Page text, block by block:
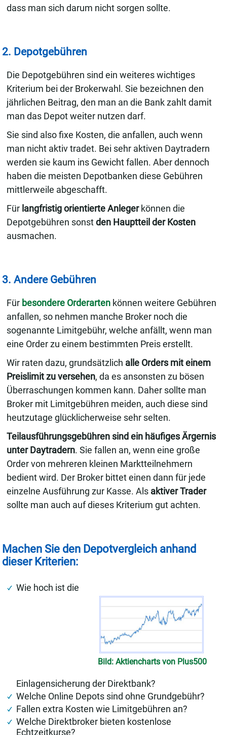
dass man sich darum nicht sorgen sollte.
2. Depotgebühren
Die Depotgebühren sind ein weiteres wichtiges
Kriterium bei der Brokerwahl. Sie bezeichnen den
jährlichen Beitrag, den man an die Bank zahlt damit
man das Depot weiter nutzen darf.
Sie sind also fixe Kosten, die anfallen, auch wenn
man nicht aktiv tradet. Bei sehr aktiven Daytradern
werden sie kaum ins Gewicht fallen. Aber dennoch
haben die meisten Depotbanken diese Gebühren
mittlerweile abgeschafft.
Für langfristig orientierte Anlegerkönnen die
Depotgebühren sonstden Hauptteil der Kosten
ausmachen.
3. Andere Gebühren
Für besondere Orderarten können weitere Gebühren
anfallen, so nehmen manche Broker noch die
sogenannte Limitgebühr, welche anfällt, wenn man
eine Order zu einem bestimmten Preis erstellt.
Wir raten dazu, grundsätzlich alle Orders mit einem
Preislimit zu versehen, da es ansonsten zu bösen
Überraschungen kommen kann. Daher sollte man
Broker mit Limitgebühren meiden, auch diese sind
heutzutage glücklicherweise sehr selten.
Teilausführungsgebühren sind ein häufiges Ärgernis
unter Daytradern. Sie fallen an, wenn eine große
Order von mehreren kleinen Marktteilnehmern
bedient wird. Der Broker bittet einen dann für jede
einzelne Ausführung zur Kasse. Als aktiver Trader
sollte man auch auf dieses Kriterium gut achten.
Machen Sie den Depotvergleich anhand
dieser Kriterien:
Bild: Aktiencharts von Plus500
Wie hoch ist die
Einlagensicherung der Direktbank?
Welche Online Depots sind ohne Grundgebühr?
Fallen extra Kosten wie Limitgebühren an?
Welche Direktbroker bieten kostenlose
Echtzeitkurse?